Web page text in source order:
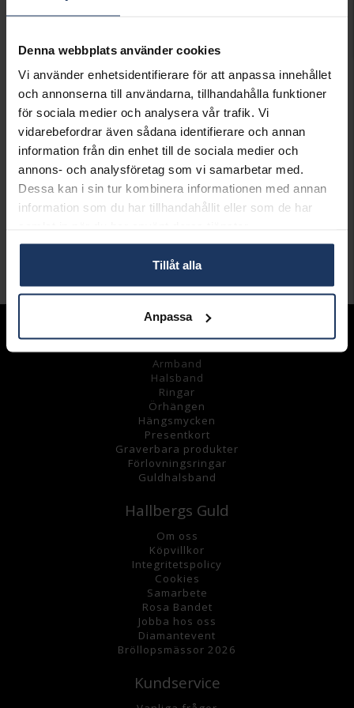
Denna webbplats använder cookies
Vi använder enhetsidentifierare för att anpassa innehållet
och annonserna till användarna, tillhandahålla funktioner
för sociala medier och analysera vår trafik. Vi
vidarebefordrar även sådana identifierare och annan
information från din enhet till de sociala medier och
annons- och analysföretag som vi samarbetar med.
Dessa kan i sin tur kombinera informationen med annan
information som du har tillhandahållit eller som de har
Tillåt alla
Anpassa
LÄGG I VARUKORGEN
Lagervara.
Leveranstid 2-5 arbetsdagar.
Öppet köp i 30 dagar vid onlineköp.
INFO
Sortiment
Armband
Halsband
Ringar
Örhängen
Hängsmycken
Presentkort
Graverbara produkter
Förlovningsringar
Guldhalsband
Hallbergs Guld
Om oss
Köpvillkor
Integritetspolicy
Cookies
Samarbete
Rosa Bandet
Jobba hos oss
Diamantevent
Bröllopsmässor 2026
Kundservice